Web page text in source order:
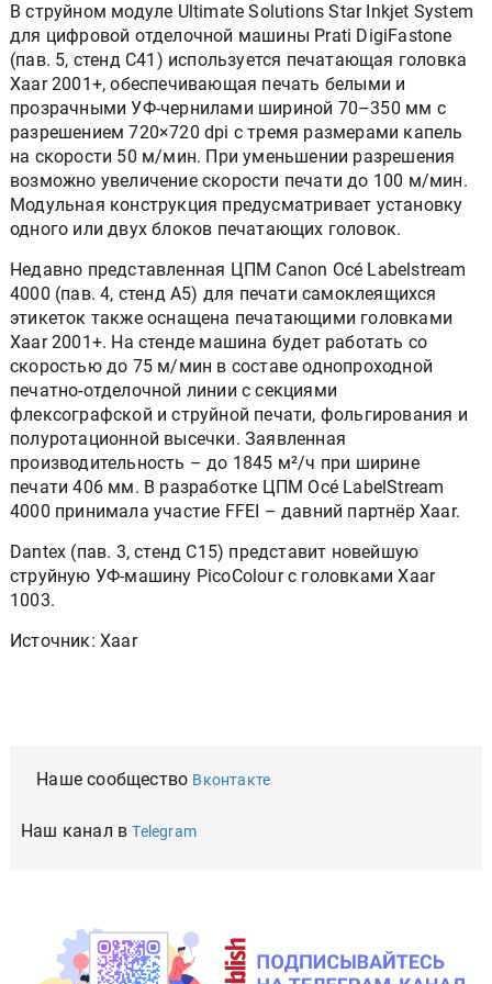
В струйном модуле Ultimate Solutions Star Inkjet System
для цифровой отделочной машины Prati DigiFastone
(пав. 5, стенд C41) используется печатающая головка
Xaar 2001+, обеспечивающая печать белыми и
прозрачными УФ-чернилами шириной 70–350 мм с
разрешением 720×720 dpi с тремя размерами капель
на скорости 50 м/мин. При уменьшении разрешения
возможно увеличение скорости печати до 100 м/мин.
Модульная конструкция предусматривает установку
одного или двух блоков печатающих головок.
Недавно представленная ЦПМ Canon Océ Labelstream
4000 (пав. 4, стенд A5) для печати самоклеящихся
этикеток также оснащена печатающими головками
Xaar 2001+. На стенде машина будет работать со
скоростью до 75 м/мин в составе однопроходной
печатно-отделочной линии с секциями
флексографской и струйной печати, фольгирования и
полуротационной высечки. Заявленная
производительность – до 1845 м²/ч при ширине
печати 406 мм. В разработке ЦПМ Océ LabelStream
4000 принимала участие FFEI – давний партнёр Xaar.
Dantex (пав. 3, стенд C15) представит новейшую
струйную УФ-машину PicoColour с головками Xaar
1003.
Источник: Xaar
Наше сообщество Вконтакте
Наш канал вTelegram